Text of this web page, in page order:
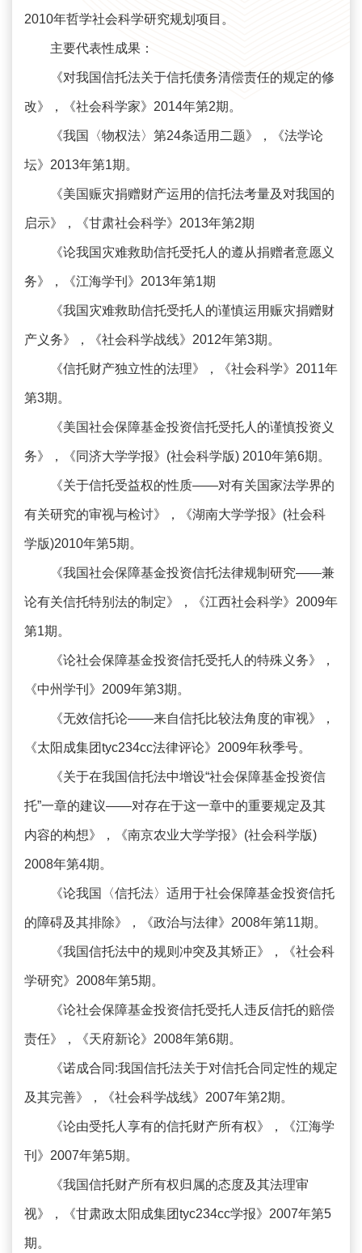
2010年哲学社会科学研究规划项目。
主要代表性成果：
《对我国信托法关于信托债务清偿责任的规定的修
改》，《社会科学家》2014年第2期。
《我国〈物权法〉第24条适用二题》，《法学论
坛》2013年第1期。
《美国赈灾捐赠财产运用的信托法考量及对我国的
启示》，《甘肃社会科学》2013年第2期
《论我国灾难救助信托受托人的遵从捐赠者意愿义
务》，《江海学刊》2013年第1期
《我国灾难救助信托受托人的谨慎运用赈灾捐赠财
产义务》，《社会科学战线》2012年第3期。
《信托财产独立性的法理》，《社会科学》2011年
第3期。
《美国社会保障基金投资信托受托人的谨慎投资义
务》，《同济大学学报》(社会科学版) 2010年第6期。
《关于信托受益权的性质——对有关国家法学界的
有关研究的审视与检讨》，《湖南大学学报》(社会科
学版)2010年第5期。
《我国社会保障基金投资信托法律规制研究——兼
论有关信托特别法的制定》，《江西社会科学》2009年
第1期。
《论社会保障基金投资信托受托人的特殊义务》，
《中州学刊》2009年第3期。
《无效信托论——来自信托比较法角度的审视》，
《太阳成集团tyc234cc法律评论》2009年秋季号。
《关于在我国信托法中增设“社会保障基金投资信
托”一章的建议——对存在于这一章中的重要规定及其
内容的构想》，《南京农业大学学报》(社会科学版)
2008年第4期。
《论我国〈信托法〉适用于社会保障基金投资信托
的障碍及其排除》，《政治与法律》2008年第11期。
《我国信托法中的规则冲突及其矫正》，《社会科
学研究》2008年第5期。
《论社会保障基金投资信托受托人违反信托的赔偿
责任》，《天府新论》2008年第6期。
《诺成合同:我国信托法关于对信托合同定性的规定
及其完善》，《社会科学战线》2007年第2期。
《论由受托人享有的信托财产所有权》，《江海学
刊》2007年第5期。
《我国信托财产所有权归属的态度及其法理审
视》，《甘肃政太阳成集团tyc234cc学报》2007年第5
期。